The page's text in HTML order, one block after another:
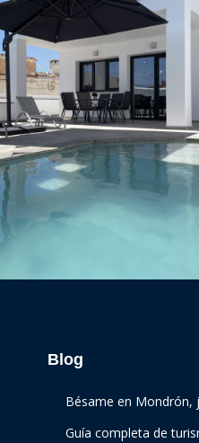
Blog
Bésame en Mondrón,
Guía completa de